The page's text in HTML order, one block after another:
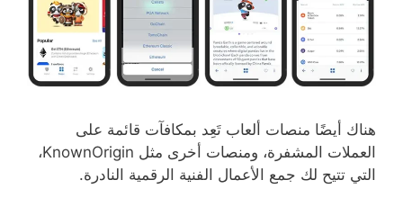
هناك أيضًا منصات ألعاب تَعِد بمكافآت قائمة على
العملات المشفرة، ومنصات أخرى مثل KnownOrigin،
التي تتيح لك جمع الأعمال الفنية الرقمية النادرة.